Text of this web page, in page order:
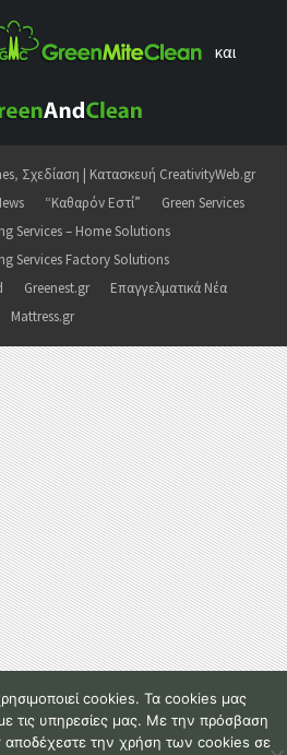
και
, Σχεδίαση | Κατασκευή CreativityWeb.gr
“Καθαρόν Εστί”
Green Services
Services – Home Solutions
Services Factory Solutions
Greenest.gr
Επαγγελματικά Νέα
Mattress.gr
cookies. Τα cookies μας
τις υπηρεσίες μας. Με την πρόσβαση
την χρήση των cookies σε